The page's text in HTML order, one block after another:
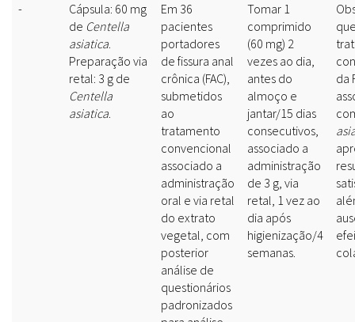
-
Cápsula: 60 mg
de Centella
asiatica.
Preparação via
retal: 3 g de
Centella
asiatica.
Em 36
pacientes
portadores
de fissura anal
crônica (FAC),
submetidos
ao
tratamento
convencional
associado a
administração
oral e via retal
do extrato
vegetal, com
posterior
análise de
questionários
padronizados
Tomar 1
comprimido
(60 mg) 2
vezes ao dia,
antes do
almoço e
jantar/15 dias
consecutivos,
associado a
administração
de 3 g, via
retal, 1 vez ao
dia após
higienização/4
semanas.
da